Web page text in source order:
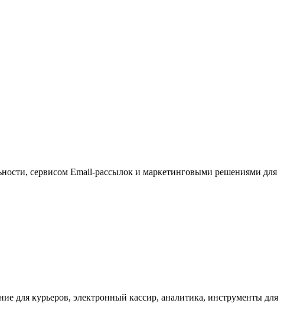
сервисом Email-рассылок и маркетинговыми решениями для
для курьеров, электронный кассир, аналитика, инструменты для